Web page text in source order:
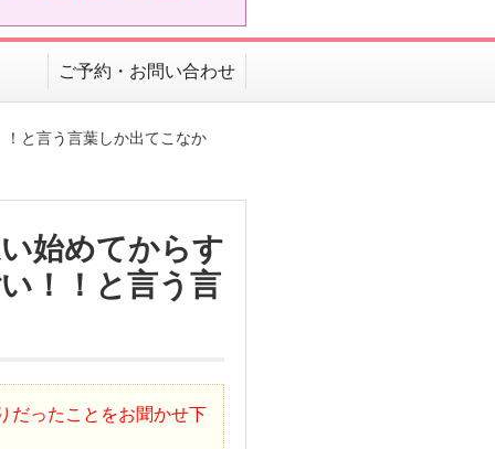
ご予約・お問い合わせ
と言う言葉しか出てこなか
始めてからす
！！と言う言
だったことをお聞かせ下